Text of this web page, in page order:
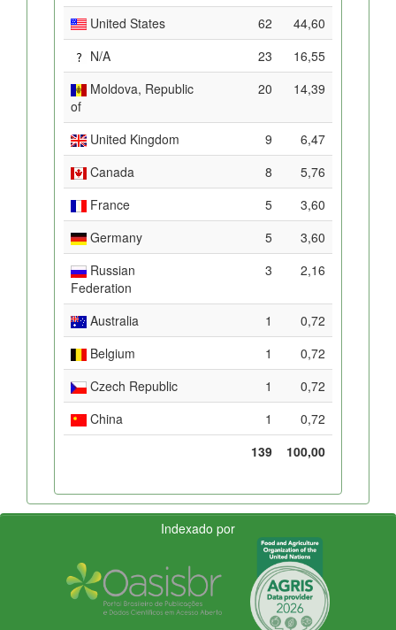
United States
62
44,60
N/A
23
16,55
Moldova, Republic
of
20 14,39
United Kingdom 9
6,47
Canada
8
5,76
France
5
3,60
Germany
5
3,60
Russian
Federation
3 2,16
Australia 1
0,72
Belgium
1
0,72
Czech Republic
1
0,72
China
1
0,72
139
100,00
Indexado por